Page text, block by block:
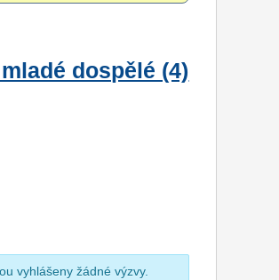
dospělé (4)
vyhlášeny žádné výzvy.